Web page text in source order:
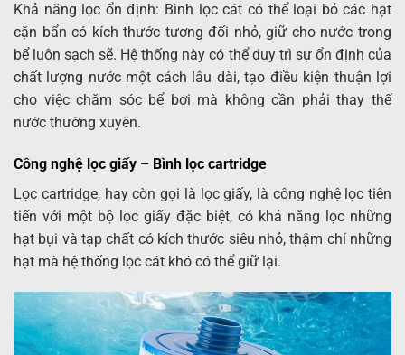
Khả năng lọc ổn định: Bình lọc cát có thể loại bỏ các hạt
cặn bẩn có kích thước tương đối nhỏ, giữ cho nước trong
bể luôn sạch sẽ. Hệ thống này có thể duy trì sự ổn định của
chất lượng nước một cách lâu dài, tạo điều kiện thuận lợi
cho việc chăm sóc bể bơi mà không cần phải thay thế
nước thường xuyên.
Công nghệ lọc giấy – Bình lọc cartridge
Lọc cartridge, hay còn gọi là lọc giấy, là công nghệ lọc tiên
tiến với một bộ lọc giấy đặc biệt, có khả năng lọc những
hạt bụi và tạp chất có kích thước siêu nhỏ, thậm chí những
hạt mà hệ thống lọc cát khó có thể giữ lại.